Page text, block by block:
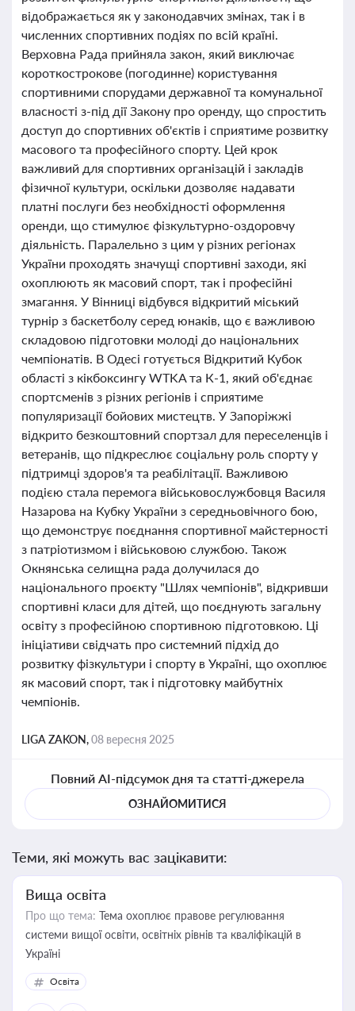
відображається як у законодавчих змінах, так і в
численних спортивних подіях по всій країні.
Верховна Рада прийняла закон, який виключає
короткострокове (погодинне) користування
спортивними спорудами державної та комунальної
власності з-під дії Закону про оренду, що спростить
доступ до спортивних об'єктів і сприятиме розвитку
масового та професійного спорту. Цей крок
важливий для спортивних організацій і закладів
фізичної культури, оскільки дозволяє надавати
платні послуги без необхідності оформлення
оренди, що стимулює фізкультурно-оздоровчу
діяльність. Паралельно з цим у різних регіонах
України проходять значущі спортивні заходи, які
охоплюють як масовий спорт, так і професійні
змагання. У Вінниці відбувся відкритий міський
турнір з баскетболу серед юнаків, що є важливою
складовою підготовки молоді до національних
чемпіонатів. В Одесі готується Відкритий Кубок
області з кікбоксингу WTKA та К-1, який об'єднає
спортсменів з різних регіонів і сприятиме
популяризації бойових мистецтв. У Запоріжжі
відкрито безкоштовний спортзал для переселенців і
ветеранів, що підкреслює соціальну роль спорту у
підтримці здоров'я та реабілітації. Важливою
подією стала перемога військовослужбовця Василя
Назарова на Кубку України з середньовічного бою,
що демонструє поєднання спортивної майстерності
з патріотизмом і військовою службою. Також
Окнянська селищна рада долучилася до
національного проєкту "Шлях чемпіонів", відкривши
спортивні класи для дітей, що поєднують загальну
освіту з професійною спортивною підготовкою. Ці
ініціативи свідчать про системний підхід до
розвитку фізкультури і спорту в Україні, що охоплює
як масовий спорт, так і підготовку майбутніх
чемпіонів.
LIGA ZAKON,08 вересня 2025
Повний AI-підсумок дня та статті-джерела
ОЗНАЙОМИТИСЯ
Теми, які можуть вас зацікавити:
Вища освіта
Про що тема: Тема охоплює правове регулювання
системи вищої освіти, освітніх рівнів та кваліфікацій в
Україні
Освіта